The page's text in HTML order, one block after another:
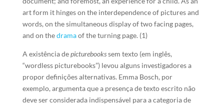
art form it hinges on the interdependence of pictures and
words, on the simultaneous display of two facing pages,
and on thedramaof the turning page. (1)
A existência depicturebookssem texto (em inglês,
“wordless picturebooks”) levou alguns investigadores a
propor definições alternativas. Emma Bosch, por
exemplo, argumenta que a presença de texto escrito não
deve ser considerada indispensável para a categoria de